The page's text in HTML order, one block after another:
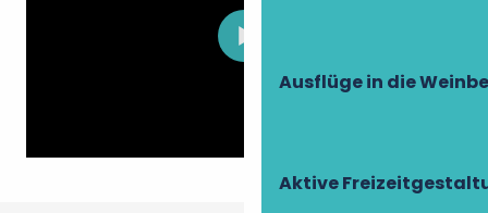
Ausflüge in die
Aktive